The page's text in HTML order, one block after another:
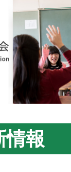
情報